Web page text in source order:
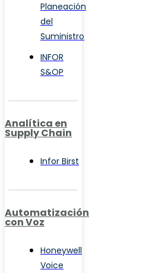
Planeación
del
Suministro
INFOR
S&OP
Analítica en
Supply Chain
Infor Birst
Automatización
con Voz
Honeywell
Voice